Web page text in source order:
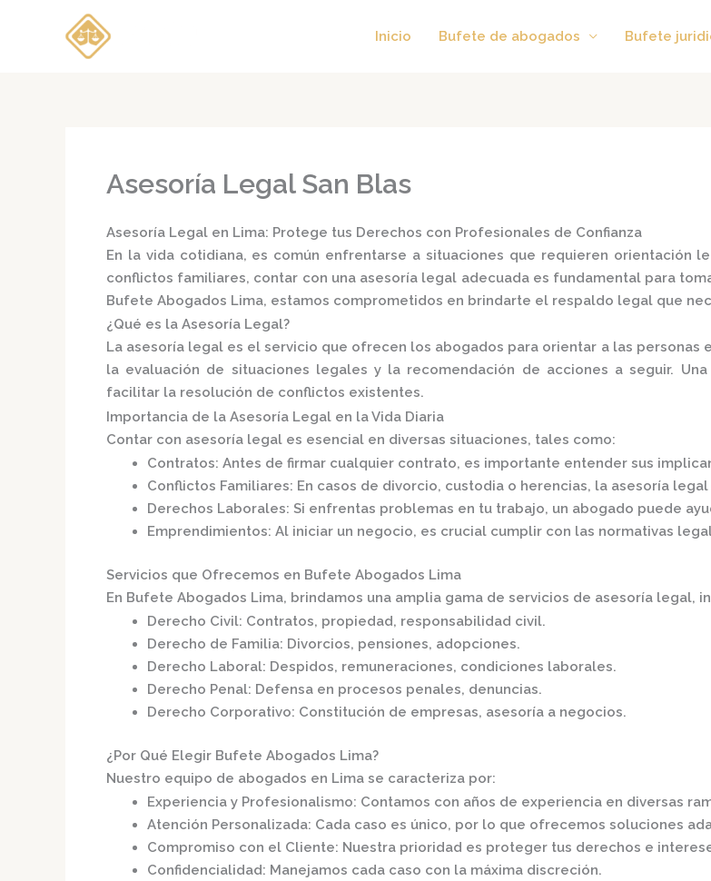
Inicio Bufete de abogados Bufete
Asesoría Legal San Blas
Asesoría Legal en Lima: Protege tus Derechos con Profesionales de Confianza
En la vida cotidiana, es común enfrentarse a situaciones que requieren orientación
conflictos familiares, contar con una asesoría legal adecuada es fundamental para
Bufete Abogados Lima, estamos comprometidos en brindarte el respaldo legal que
¿Qué es la Asesoría Legal?
La asesoría legal es el servicio que ofrecen los abogados para orientar a las personas
la evaluación de situaciones legales y la recomendación de acciones a seguir.
facilitar la resolución de conflictos existentes.​
Importancia de la Asesoría Legal en la Vida Diaria
Contar con asesoría legal es esencial en diversas situaciones, tales como:​
Contratos: Antes de firmar cualquier contrato, es importante entender sus
Conflictos Familiares: En casos de divorcio, custodia o herencias, la asesoría
Derechos Laborales: Si enfrentas problemas en tu trabajo, un abogado puede
Emprendimientos: Al iniciar un negocio, es crucial cumplir con las normativas
Servicios que Ofrecemos en Bufete Abogados Lima
En Bufete Abogados Lima, brindamos una amplia gama de servicios de asesoría legal,
Derecho Civil: Contratos, propiedad, responsabilidad civil.
Derecho de Familia: Divorcios, pensiones, adopciones.
Derecho Laboral: Despidos, remuneraciones, condiciones laborales.
Derecho Penal: Defensa en procesos penales, denuncias.
Derecho Corporativo: Constitución de empresas, asesoría a negocios.​
¿Por Qué Elegir Bufete Abogados Lima?
Nuestro equipo de abogados en Lima se caracteriza por:​
Experiencia y Profesionalismo: Contamos con años de experiencia en diversas
Atención Personalizada: Cada caso es único, por lo que ofrecemos soluciones
Compromiso con el Cliente: Nuestra prioridad es proteger tus derechos e
Confidencialidad: Manejamos cada caso con la máxima discreción.​